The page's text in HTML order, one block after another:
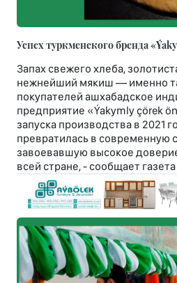
Успех туркменского бренда
Запах свежего хлеба,
нежнейший мякиш — именно
покупателей ашхабадское
предприятие «Ýakymly çörek
запуска производства в 2021
превратилась в современную
завоевавшую высокое
всей стране, - сообщает